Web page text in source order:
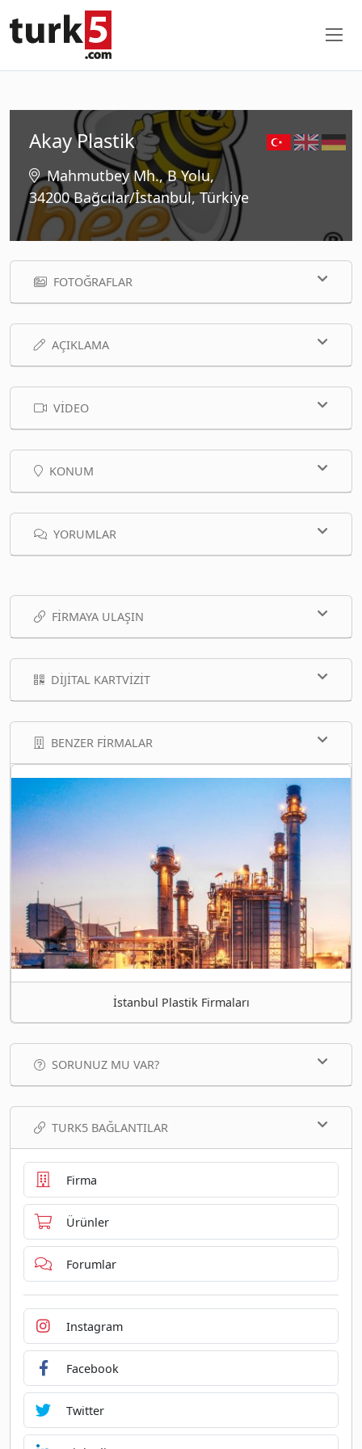
Akay Plastik
Mahmutbey Mh., B Yolu,
34200 Bağcılar/İstanbul, Türkiye
FOTOĞRAFLAR
AÇIKLAMA
VIDEO
KONUM
YORUMLAR
FIRMAYA ULAŞIN
DIJITAL KARTVIZIT
BENZER FIRMALAR
İstanbul Plastik Firmaları
SORUNUZ MU VAR?
TURK5 BAĞLANTILAR
Firma
Ürünler
Forumlar
Instagram
Facebook
Twitter